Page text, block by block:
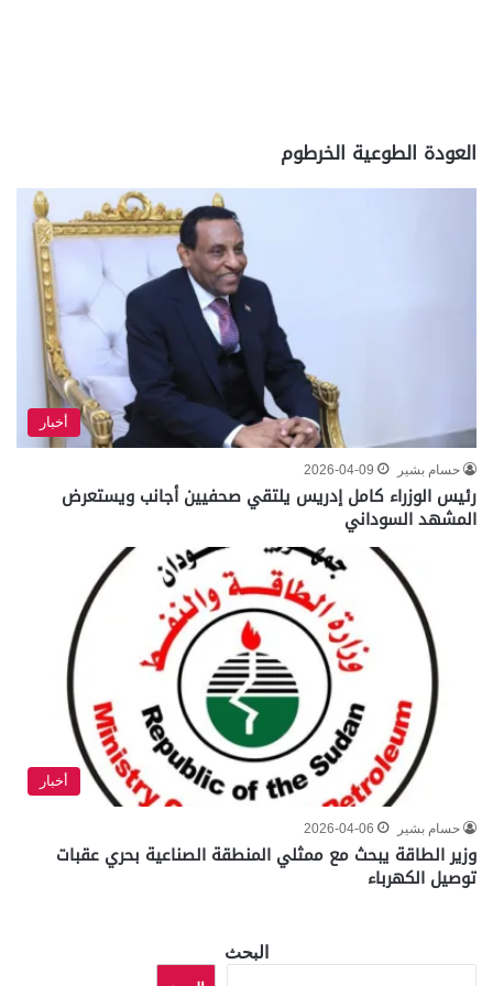
العودة الطوعية الخرطوم
أخبار
حسام بشير 2026-04-09
رئيس الوزراء كامل إدريس يلتقي صحفيين أجانب ويستعرض
المشهد السوداني
أخبار
حسام بشير 2026-04-06
وزير الطاقة يبحث مع ممثلي المنطقة الصناعية بحري عقبات
توصيل الكهرباء
البحث